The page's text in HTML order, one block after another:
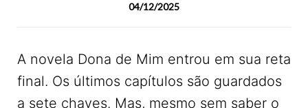
04/12/2025
A novela Dona de Mim entrou em sua reta
final. Os últimos capítulos são guardados
a sete chaves. Mas, mesmo sem saber o